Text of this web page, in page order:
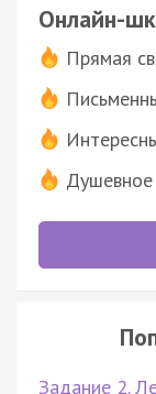
Онлайн-
Прямая
Задание 2.